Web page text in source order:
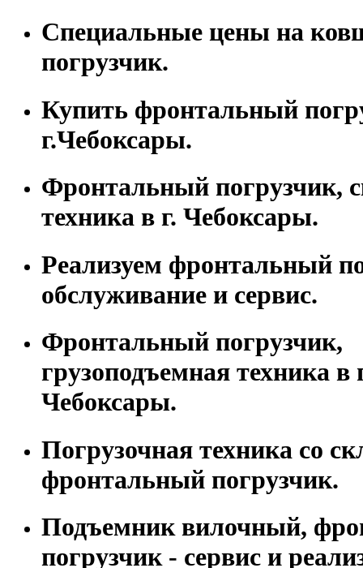
Специальные цены на
погрузчик.
Купить фронтальный
г.Чебоксары.
Фронтальный погрузчик,
техника в г. Чебоксары.
Реализуем фронтальный
обслуживание и сервис.
Фронтальный погрузчик,
грузоподъемная техника в
Чебоксары.
Погрузочная техника со
фронтальный погрузчик.
Подъемник вилочный,
погрузчик - сервис и